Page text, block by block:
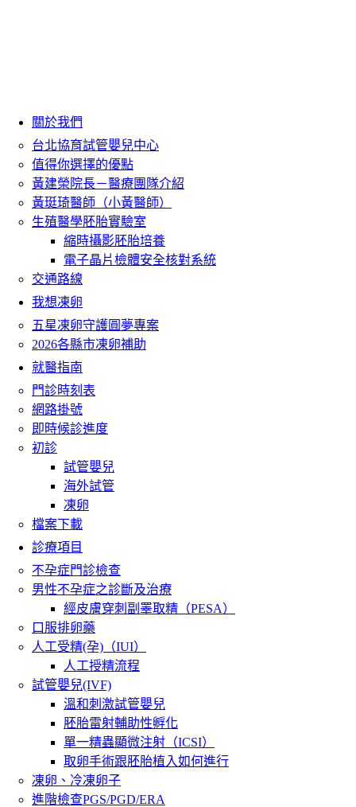
關於我們
台北協育試管嬰兒中心
值得你選擇的優點
黃建榮院長－醫療團隊介紹
黃珽琦醫師（小黃醫師）
生殖醫學胚胎實驗室
縮時攝影胚胎培養
電子晶片檢體安全核對系統
交通路線
我想凍卵
五星凍卵守護圓夢專案
2026各縣市凍卵補助
就醫指南
門診時刻表
網路掛號
即時候診進度
初診
試管嬰兒
海外試管
凍卵
檔案下載
診療項目
不孕症門診檢查
男性不孕症之診斷及治療
經皮膚穿刺副睪取精（PESA）
口服排卵藥
人工受精(孕)（IUI）
人工授精流程
試管嬰兒(IVF)
溫和刺激試管嬰兒
胚胎雷射輔助性孵化
單一精蟲顯微注射（ICSI）
取卵手術跟胚胎植入如何進行
凍卵、冷凍卵子
進階檢查PGS/PGD/ERA